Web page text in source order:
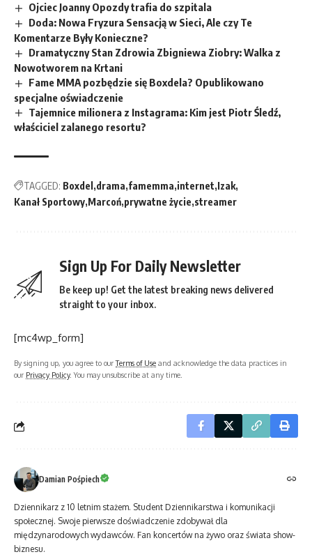
Ojciec Joanny Opozdy trafia do szpitala
Doda: Nowa Fryzura Sensacją w Sieci, Ale czy Te
Komentarze Były Konieczne?
Dramatyczny Stan Zdrowia Zbigniewa Ziobry: Walka z
Nowotworem na Krtani
Fame MMA pozbędzie się Boxdela? Opublikowano
specjalne oświadczenie
Tajemnice milionera z Instagrama: Kim jest Piotr Śledź,
właściciel zalanego resortu?
TAGGED: Boxdel drama famemma internet Izak
Kanał Sportowy Marcoń prywatne życie streamer
Sign Up For Daily Newsletter
Be keep up! Get the latest breaking news delivered
straight to your inbox.
[mc4wp_form]
By signing up, you agree to ourTerms of Use and acknowledge the data practices in
our Privacy Policy. You may unsubscribe at any time.
Damian Pośpiech
Dziennikarz z 10 letnim stażem. Student Dziennikarstwa i komunikacji
społecznej. Swoje pierwsze doświadczenie zdobywał dla
międzynarodowych wydawców. Fan koncertów na żywo oraz świata show-
biznesu.